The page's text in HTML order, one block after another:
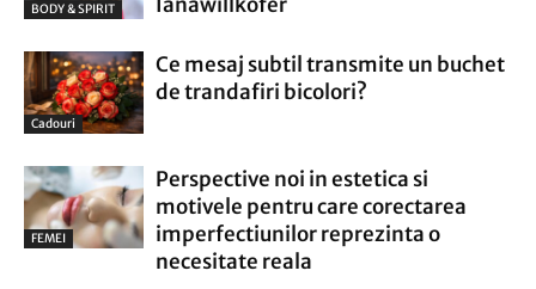
BODY & SPIRIT
Cadouri
Ce mesaj subtil transmite un buchet
de trandafiri bicolori?
FEMEI
Perspective noi in estetica si
motivele pentru care corectarea
imperfectiunilor reprezinta o
necesitate reala